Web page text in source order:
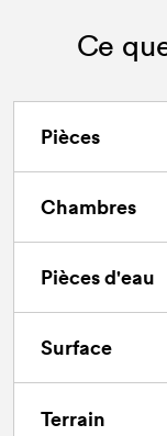
Ce
Pièces
Chambres
Pièces d'eau
Surface
Terrain